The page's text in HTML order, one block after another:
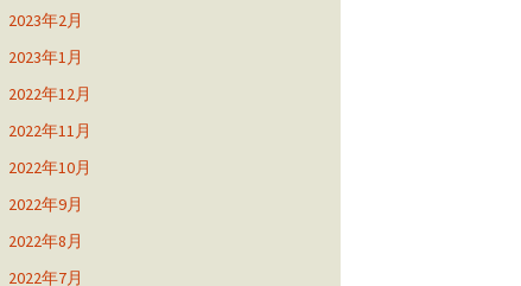
2023年2月
2023年1月
2022年12月
2022年11月
2022年10月
2022年9月
2022年8月
2022年7月